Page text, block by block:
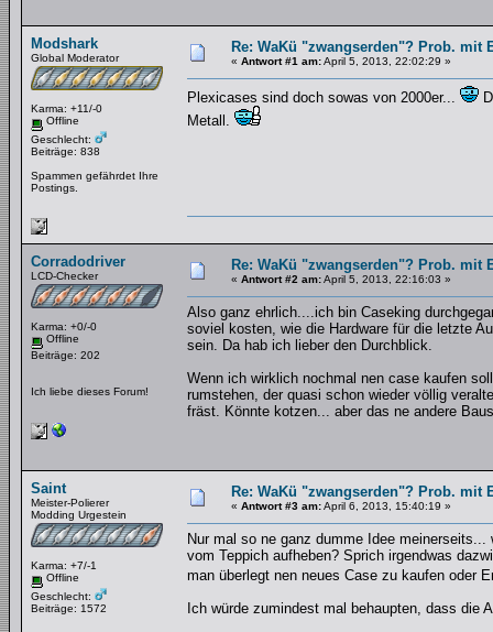
Modshark
Global Moderator
Karma: +11/-0
Offline
Geschlecht:
Beiträge: 838
Spammen gefährdet Ihre
Postings.
Re: WaKü "zwangserden"? Prob. mit
« Antwort #1 am:April 5, 2013, 22:02:29 »
Plexicases sind doch sowas von 2000er...
Metall.
Corradodriver
LCD-Checker
Karma: +0/-0
Offline
Beiträge: 202
Ich liebe dieses Forum!
Re: WaKü "zwangserden"? Prob. mit
« Antwort #2 am:April 5, 2013, 22:16:03 »
Also ganz ehrlich....ich bin Caseking
soviel kosten, wie die Hardware für die letzte
sein. Da hab ich lieber den Durchblick.
Wenn ich wirklich nochmal nen case kaufen
rumstehen, der quasi schon wieder völlig
fräst. Könnte kotzen... aber das ne andere
Saint
Meister-Polierer
Modding Urgestein
Karma: +7/-1
Offline
Geschlecht:
Beiträge: 1572
Re: WaKü "zwangserden"? Prob. mit
« Antwort #3 am:April 6, 2013, 15:40:19 »
Nur mal so ne ganz dumme Idee
vom Teppich aufheben? Sprich irgendwas
man überlegt nen neues Case zu kaufen oder
Ich würde zumindest mal behaupten, dass die